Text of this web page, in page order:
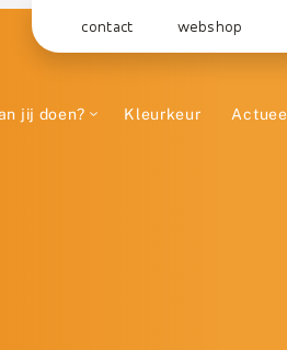
contact webshop
jij doen? Kleurkeur